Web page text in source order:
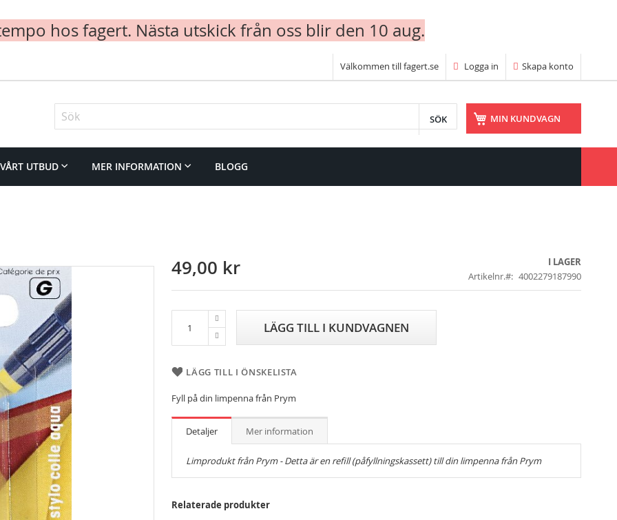
hos fagert. Nästa utskick från oss blir den 10 aug.
Välkommen till fagert.se Logga in Skapa konto
MIN KUNDVAGN
Sök
VÅRT UTBUD MER INFORMATION BLOGG
49,00 kr
I LAGER
Artikelnr.
4002279187990
LÄGG TILL I KUNDVAGNEN
LÄGG TILL I ÖNSKELISTA
Fyll på din limpenna från Prym
Detaljer
Limprodukt från Prym - Detta är en refill (påfyllningskassett) till din limpenna från Prym
Mer information
Relaterade produkter